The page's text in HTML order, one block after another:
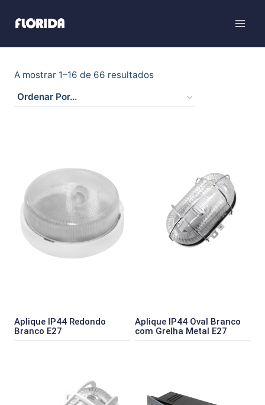
A mostrar 1–16 de 66 resultados
Aplique IP44 Redondo
Branco E27
Aplique IP44 Oval Branco
com Grelha Metal E27